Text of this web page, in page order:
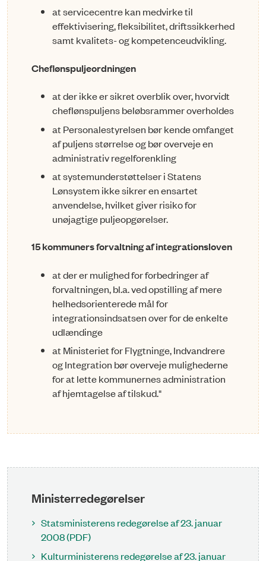
at servicecentre kan medvirke til
effektivisering, fleksibilitet, driftssikkerhed
samt kvalitets- og kompetenceudvikling.
Cheflønspuljeordningen
at der ikke er sikret overblik over, hvorvidt
cheflønspuljens beløbsrammer overholdes
at Personalestyrelsen bør kende omfanget
af puljens størrelse og bør overveje en
administrativ re­gelforenkling
at systemunderstøttelser i Statens
Lønsystem ikke sikrer en ensartet
anvendelse, hvilket giver ri­siko for
unøjagtige puljeopgørelser.
15 kommuners forvaltning af integrationsloven
at der er mulighed for forbedringer af
forvaltningen, bl.a. ved opstilling af mere
he­l­heds­ori­en­te­­rede mål for
integrationsindsatsen over for de enkelte
udlændinge
at Ministeriet for Flygtninge, Indvandrere
og Integration bør overveje mulighederne
for at lette kommunernes administration
af hjemtagelse af tilskud."
Ministerredegørelser
Statsministerens redegørelse af 23. januar
2008 (PDF)
Kulturministerens redegørelse af 23. januar